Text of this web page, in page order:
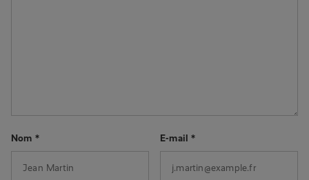
Nom * E-mail*